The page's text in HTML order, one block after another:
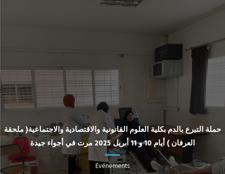
حملة التبرع بالدم بكلية العلوم القانونية والاقتصادية والاجتماعية( ملحقة
العرفان ) أيام 10 و 11 أبريل 2025 مرت في أجواء جيدة
Evénements